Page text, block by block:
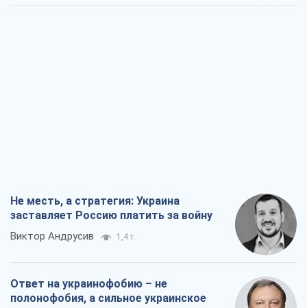
Не месть, а стратегия: Украина
заставляет Россию платить за войну
Виктор Андрусив 1,4 т.
Ответ на украинофобию – не
полонофобия, а сильное украинское